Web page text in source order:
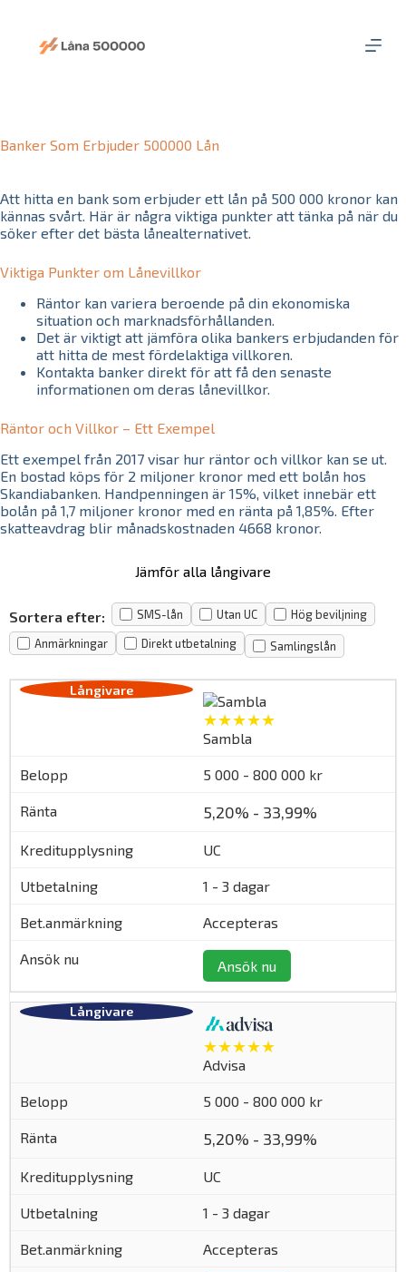
o
n
e
n
t
Banker Som Erbjuder 500000 Lån
Att hitta en bank som erbjuder ett lån på 500 000 kronor kan
kännas svårt. Här är några viktiga punkter att tänka på när du
söker efter det bästa lånealternativet.
Viktiga Punkter om Lånevillkor
Räntor kan variera beroende på din ekonomiska
situation och marknadsförhållanden.
Det är viktigt att jämföra olika bankers erbjudanden för
att hitta de mest fördelaktiga villkoren.
Kontakta banker direkt för att få den senaste
informationen om deras lånevillkor.
Räntor och Villkor – Ett Exempel
Ett exempel från 2017 visar hur räntor och villkor kan se ut.
En bostad köps för 2 miljoner kronor med ett bolån hos
Skandiabanken. Handpenningen är 15%, vilket innebär ett
bolån på 1,7 miljoner kronor med en ränta på 1,85%. Efter
skatteavdrag blir månadskostnaden 4668 kronor.
Jämför alla långivare
Sortera efter: SMS-lån Utan UC Hög beviljning
Anmärkningar Direkt utbetalning Samlingslån
★★★★★
Sambla
5 000 - 800 000 kr
5,20% - 33,99%
UC
1 - 3 dagar
Accepteras
Ansök nu
★★★★★
Advisa
5 000 - 800 000 kr
5,20% - 33,99%
UC
1 - 3 dagar
Accepteras